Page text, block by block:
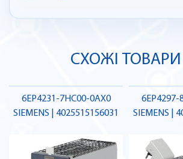
СХОЖІ ТОВАРИ
6EP4231-7HC00-0AX0
SIEMENS | 4025515156031
6EP4297-
SIEMENS |